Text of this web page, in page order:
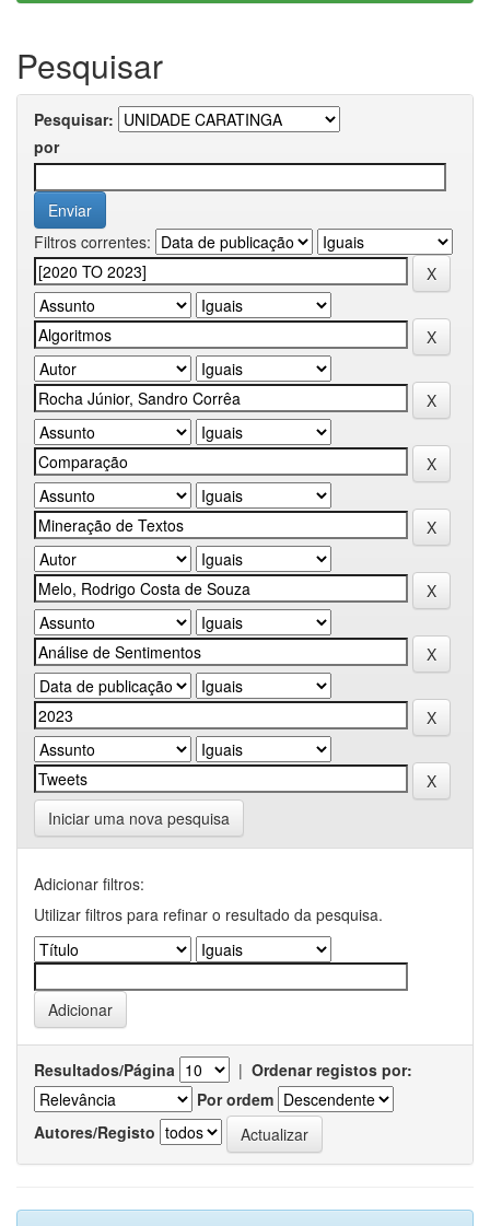
Pesquisar
Pesquisar:
por
Filtros correntes:
Iniciar uma nova pesquisa
Adicionar filtros:
Utilizar filtros para refinar o resultado da pesquisa.
Resultados/Página | Ordenar registos por:
Por ordem
Autores/Registo